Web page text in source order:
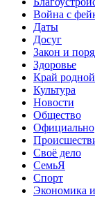
Война с
Даты
Досуг
Закон и
Здоровье
Край родной
Культура
Новости
Общество
Официально
Своё дело
СемьЯ
Спорт
Экономика